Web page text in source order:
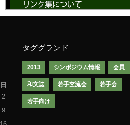
日
2
9
タググランド
2013 シンポジウム情報 会員
和文誌 若手交流会 若手会
若手向け